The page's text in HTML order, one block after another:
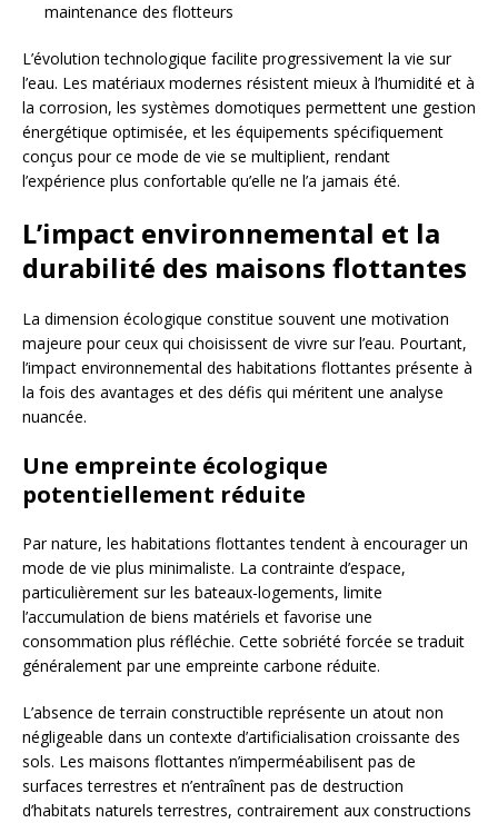
maintenance des flotteurs
L’évolution technologique facilite progressivement la vie sur
l’eau. Les matériaux modernes résistent mieux à l’humidité et à
la corrosion, les systèmes domotiques permettent une gestion
énergétique optimisée, et les équipements spécifiquement
conçus pour ce mode de vie se multiplient, rendant
l’expérience plus confortable qu’elle ne l’a jamais été.
L’impact environnemental et la
durabilité des maisons flottantes
La dimension écologique constitue souvent une motivation
majeure pour ceux qui choisissent de vivre sur l’eau. Pourtant,
l’impact environnemental des habitations flottantes présente à
la fois des avantages et des défis qui méritent une analyse
nuancée.
Une empreinte écologique
potentiellement réduite
Par nature, les habitations flottantes tendent à encourager un
mode de vie plus minimaliste. La contrainte d’espace,
particulièrement sur les bateaux-logements, limite
l’accumulation de biens matériels et favorise une
consommation plus réfléchie. Cette sobriété forcée se traduit
généralement par une empreinte carbone réduite.
L’absence de terrain constructible représente un atout non
négligeable dans un contexte d’artificialisation croissante des
sols. Les maisons flottantes n’imperméabilisent pas de
surfaces terrestres et n’entraînent pas de destruction
d’habitats naturels terrestres, contrairement aux constructions